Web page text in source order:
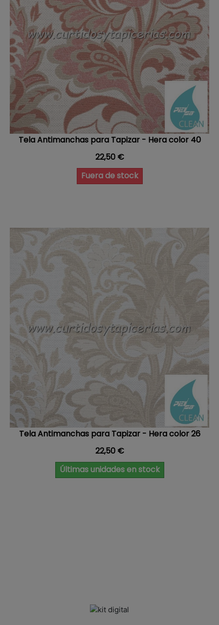
Tela Antimanchas para Tapizar - Hera color 40
Precio
22,50 €
Fuera de stock
Tela Antimanchas para Tapizar - Hera color 26
Precio
22,50 €
Últimas unidades en stock